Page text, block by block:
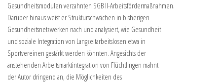
Gesundheitsmodulen verzahnten SGB II-Arbeitsfördermaßnahmen.
Darüber hinaus weist er Strukturschwächen in bisherigen
Gesundheitsnetzwerken nach und analysiert, wie Gesundheit
und soziale Integration von Langzeitarbeitslosen etwa in
Sportvereinen gestärkt werden könnten. Angesichts der
anstehenden Arbeitsmarktintegration von Flüchtlingen mahnt
der Autor dringend an, die Möglichkeiten des